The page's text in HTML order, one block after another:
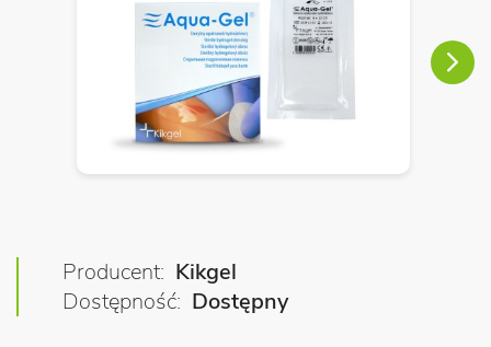
Producent Kikgel
Dostępność Dostępny